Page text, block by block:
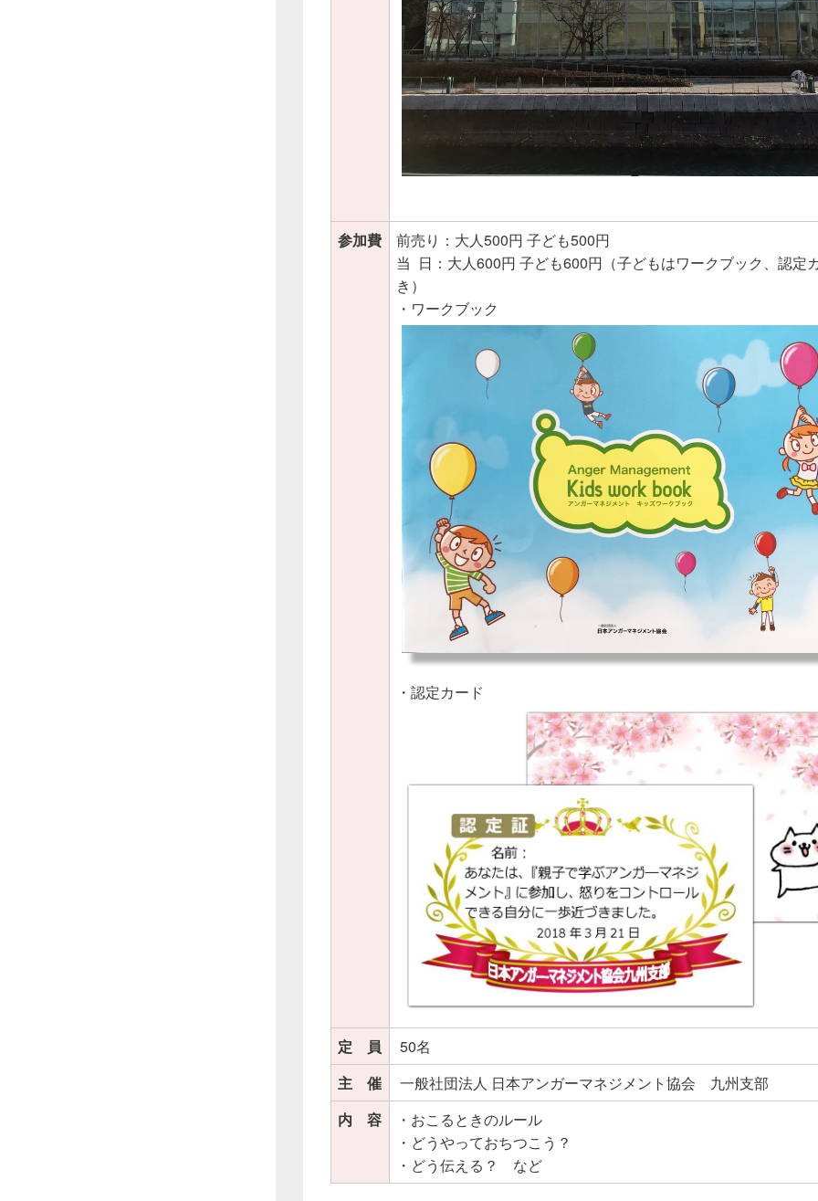
参加費
前売り：大人500円 子ども500円
当 日：大人600円 子ども600円（子どもはワークブック、認定
き）
・ワークブック
・認定カード
定 員
50名
主 催
一般社団法人 日本アンガーマネジメント協会 九州支部
内 容
・おこるときのルール
・どうやっておちつこう？
・どう伝える？ など